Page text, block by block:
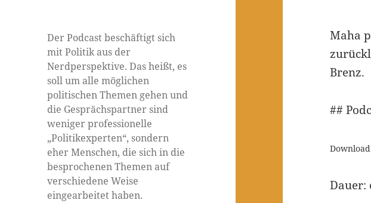
Der Podcast beschäftigt sich
mit Politik aus der
Nerdperspektive. Das heißt, es
soll um alle möglichen
politischen Themen gehen und
die Gesprächspartner sind
weniger professionelle
„Politikexperten“, sondern
eher Menschen, die sich in die
besprochenen Themen auf
verschiedene Weise
eingearbeitet haben.
Maha
Brenz.
##
Dauer: